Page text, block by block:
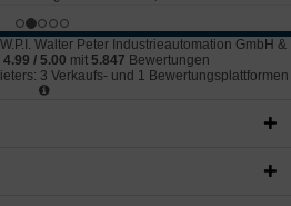
W.P.I. Walter Peter Industrieautomation GmbH &
4.99 / 5.00 mit 5.847 Bewertungen
3 Verkaufs- und 1 Bewertungsplattformen